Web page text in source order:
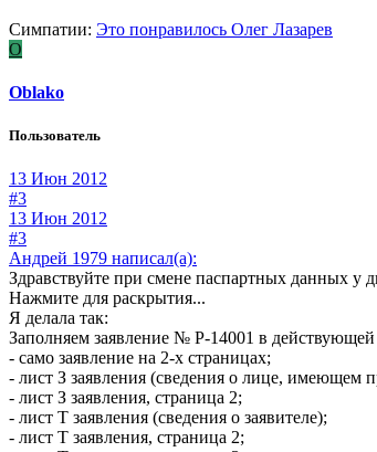
Симпатии: Это понравилось Олег Лазарев
O
Oblako
Пользователь
13 Июн 2012
#3
13 Июн 2012
#3
Андрей 1979 написал(а):
Здравствуйте при смене паспартных данных у
Нажмите для раскрытия...
Я делала так:
Заполняем заявление № Р-14001 в
- само заявление на 2-х страницах;
- лист З заявления (сведения о лице, имеющем
- лист З заявления, страница 2;
- лист Т заявления (сведения о заявителе);
- лист Т заявления, страница 2;